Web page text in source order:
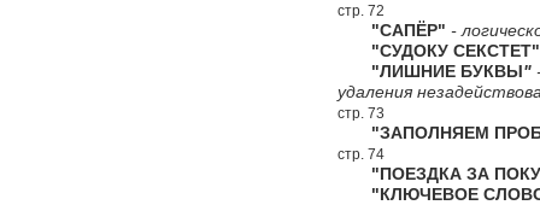
стр. 72
"САПЁР" -
"СУДОКУ СЕКСТЕТ"
"ЛИШНИЕ БУКВЫ"
удаления
стр. 73
"ЗАПОЛНЯЕМ
стр. 74
"ПОЕЗДКА ЗА
"КЛЮЧЕВОЕ